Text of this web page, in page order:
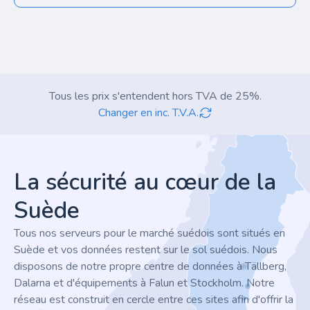
Tous les prix s'entendent hors TVA de 25%.
Changer en inc. T.V.A.
La sécurité au cœur de la
Suède
Tous nos serveurs pour le marché suédois sont situés en
Suède et vos données restent sur le sol suédois. Nous
disposons de notre propre centre de données à Tällberg,
Dalarna et d'équipements à Falun et Stockholm. Notre
réseau est construit en cercle entre ces sites afin d'offrir la